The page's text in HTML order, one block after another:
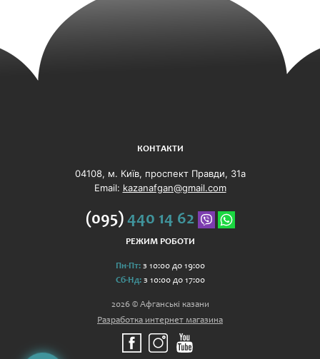
КОНТАКТИ
04108, м. Київ, проспект Правди, 31а
Email: kazanafgan@gmail.com
(095)440 14 62
РЕЖИМ РОБОТИ
Пн-Пт:з 10:00 до 19:00
Сб-Нд:з 10:00 до 17:00
2026 © Афганські казани
Разработка интернет магазина